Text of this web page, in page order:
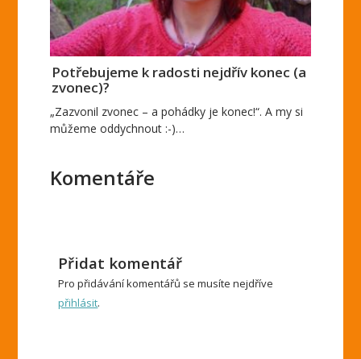
Potřebujeme k radosti nejdřív konec (a
zvonec)?
„Zazvonil zvonec – a pohádky je konec!“. A my si
můžeme oddychnout :-)…
Komentáře
Přidat komentář
Pro přidávání komentářů se musíte nejdříve
přihlásit.